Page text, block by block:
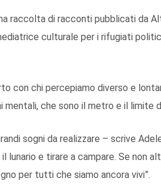
raccolta di racconti pubblicati da
culturale per i rifugiati
con chi percepiamo diverso e
che sono il metro e il limite
sogni da realizzare – scrive
lunario e tirare a campare. Se non
per tutti che siamo ancora vivi”.